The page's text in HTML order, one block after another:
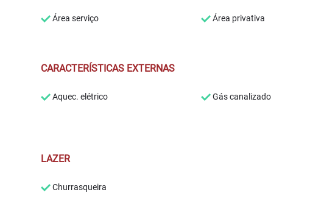
Área serviço Área privativa
CARACTERÍSTICAS EXTERNAS
Aquec. elétrico Gás canalizado
LAZER
Churrasqueira